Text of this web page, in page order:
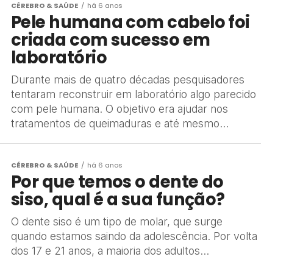
CÉREBRO & SAÚDE há 6 anos
Pele humana com cabelo foi
criada com sucesso em
laboratório
Durante mais de quatro décadas pesquisadores
tentaram reconstruir em laboratório algo parecido
com pele humana. O objetivo era ajudar nos
tratamentos de queimaduras e até mesmo...
CÉREBRO & SAÚDE há 6 anos
Por que temos o dente do
siso, qual é a sua função?
O dente siso é um tipo de molar, que surge
quando estamos saindo da adolescência. Por volta
dos 17 e 21 anos, a maioria dos adultos...